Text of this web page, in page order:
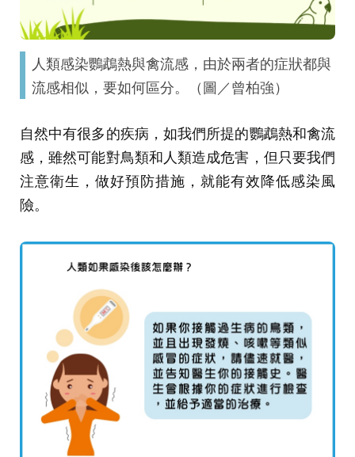
人類感染鸚鵡熱與禽流感，由於兩者的症狀都與
流感相似，要如何區分。（圖／曾柏強）
自然中有很多的疾病，如我們所提的鸚鵡熱和禽流
感，雖然可能對鳥類和人類造成危害，但只要我們
注意衛生，做好預防措施，就能有效降低感染風
險。